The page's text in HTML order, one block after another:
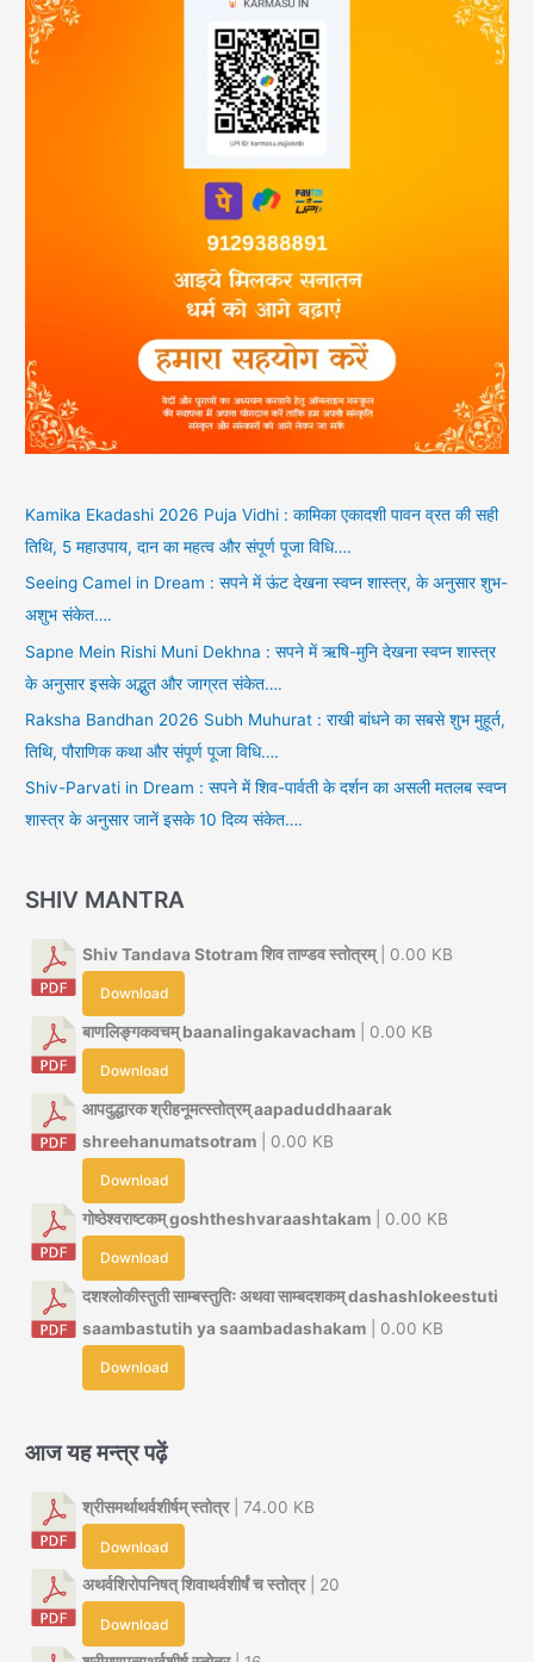
Kamika Ekadashi 2026 Puja Vidhi : कामिका एकादशी पावन व्रत की सही
तिथि, 5 महाउपाय, दान का महत्व और संपूर्ण पूजा विधि….
Seeing Camel in Dream : सपने में ऊंट देखना स्वप्न शास्त्र, के अनुसार शुभ-
अशुभ संकेत….
Sapne Mein Rishi Muni Dekhna : सपने में ऋषि-मुनि देखना स्वप्न शास्त्र
के अनुसार इसके अद्भुत और जाग्रत संकेत….
Raksha Bandhan 2026 Subh Muhurat : राखी बांधने का सबसे शुभ मुहूर्त,
तिथि, पौराणिक कथा और संपूर्ण पूजा विधि….
Shiv-Parvati in Dream : सपने में शिव-पार्वती के दर्शन का असली मतलब स्वप्न
शास्त्र के अनुसार जानें इसके 10 दिव्य संकेत….
SHIV MANTRA
Shiv Tandava Stotram शिव ताण्डव स्तोत्रम्| 0.00 KB
Download
बाणलिङ्गकवचम् baanalingakavacham | 0.00 KB
Download
आपदुद्धारक श्रीहनूमत्स्तोत्रम् aapaduddhaarak
shreehanumatsotram | 0.00 KB
Download
गोष्ठेश्वराष्टकम् goshtheshvaraashtakam | 0.00 KB
Download
दशश्लोकीस्तुती साम्बस्तुतिः अथवा साम्बदशकम् dashashlokeestuti
saambastutih ya saambadashakam | 0.00 KB
Download
आज यह मन्त्र पढ़ें
श्रीसमर्थाथर्वशीर्षम् स्तोत्र| 74.00 KB
Download
अथर्वशिरोपनिषत् शिवाथर्वशीर्षं च स्तोत्र| 20
Download